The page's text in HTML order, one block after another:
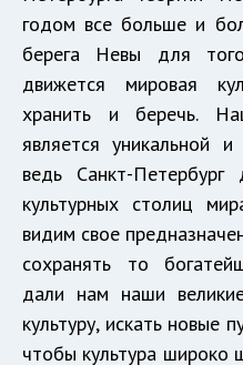
годом все больше и
берега Невы для
движется мировая
хранить и беречь.
является уникальной
ведь Санкт-
культурных столиц
видим свое
сохранять то
дали нам наши
культуру, искать новые
чтобы культура широко